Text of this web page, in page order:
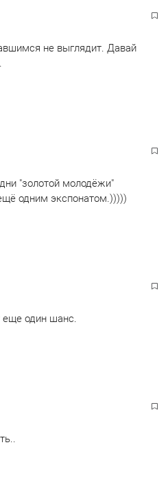
не выглядит. Давай
"золотой молодёжи"
одним экспонатом.)))))
один шанс.